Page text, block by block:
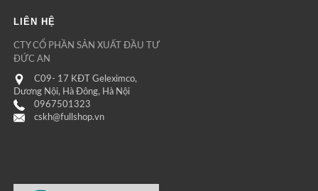
LIÊN HỆ
CTY CỔ PHẦN SẢN XUẤT ĐẦU TƯ
ĐỨC AN
C09- 17 KĐT Geleximco,
Dương Nội, Hà Đông, Hà Nội
0967501323
cskh@fullshop.vn